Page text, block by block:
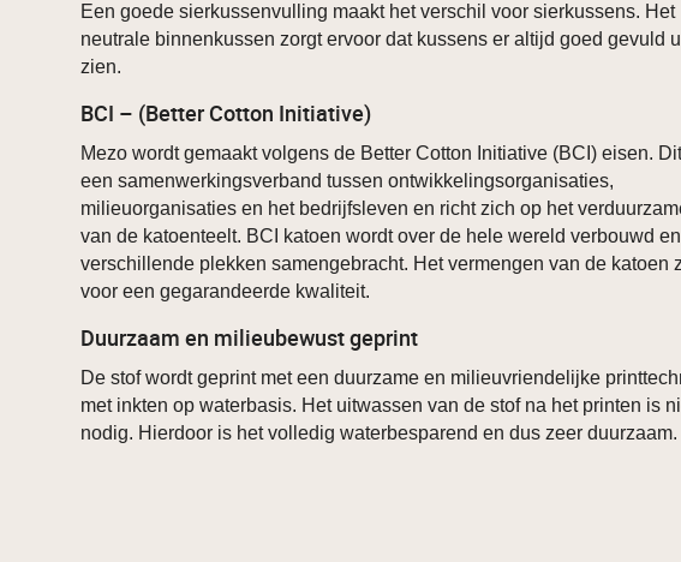
Een goede sierkussenvulling maakt het verschil voor sierkussens. Het
neutrale binnenkussen zorgt ervoor dat kussens er altijd goed gevuld
zien.
BCI – (Better Cotton Initiative)
Mezo wordt gemaakt volgens de Better Cotton Initiative (BCI) eisen.
een samenwerkingsverband tussen ontwikkelingsorganisaties,
milieuorganisaties en het bedrijfsleven en richt zich op het
van de katoenteelt. BCI katoen wordt over de hele wereld verbouwd
verschillende plekken samengebracht. Het vermengen van de katoen
voor een gegarandeerde kwaliteit.
Duurzaam en milieubewust geprint
De stof wordt geprint met een duurzame en milieuvriendelijke
met inkten op waterbasis. Het uitwassen van de stof na het printen is
nodig. Hierdoor is het volledig waterbesparend en dus zeer duurzaam.